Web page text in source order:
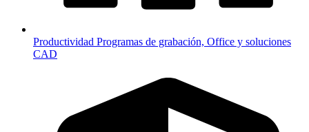
Productividad Programas de grabación, Office y soluciones
CAD